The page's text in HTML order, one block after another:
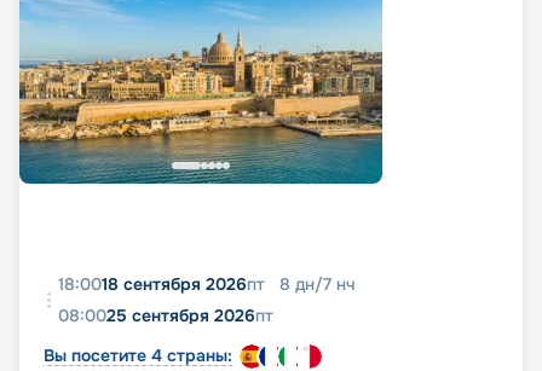
18:0018 сентября 2026пт 8 дн/7 нч
08:0025 сентября 2026пт
Вы посетите 4 страны: